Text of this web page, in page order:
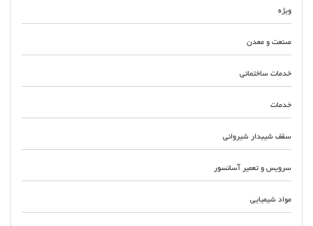
ویژه
صنعت و معدن
خدمات ساختمانی
خدمات
سقف شیبدار شیروانی
سرویس و تعمیر آسانسور
مواد شیمیایی